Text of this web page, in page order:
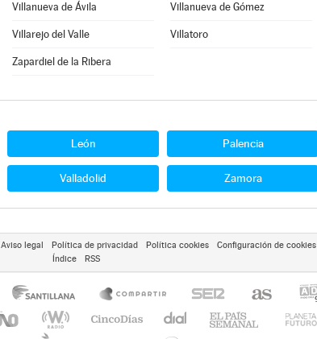
Villanueva de Ávila Villanueva de Gómez
Villarejo del Valle Villatoro
Zapardiel de la Ribera
León Palencia
Valladolid Zamora
Aviso legal Política de privacidad Política cookies Configuración de cookies
Índice
RSS